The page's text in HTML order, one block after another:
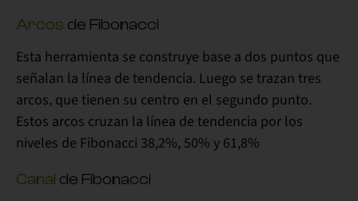
Arcos de Fibonacci
Esta herramienta se construye base a dos puntos que
señalan la línea de tendencia. Luego se trazan tres
arcos, que tienen su centro en el segundo punto.
Estos arcos cruzan la línea de tendencia por los
niveles de Fibonacci 38,2%, 50% y 61,8%
Canal de Fibonacci